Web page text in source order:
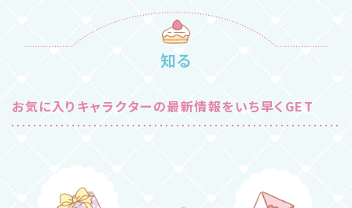
知る
お気に入りキャラクターの最新情報をいち早くGET